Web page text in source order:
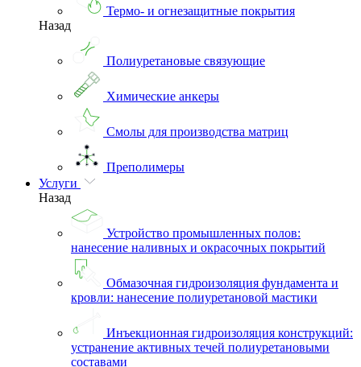
Термо- и огнезащитные покрытия
Назад
Полиуретановые связующие
Химические анкеры
Смолы для производства матриц
Преполимеры
Услуги
Назад
Устройство промышленных полов:
нанесение наливных и окрасочных покрытий
Обмазочная гидроизоляция фундамента и
кровли: нанесение полиуретановой мастики
Инъекционная гидроизоляция конструкций:
устранение активных течей полиуретановыми
составами